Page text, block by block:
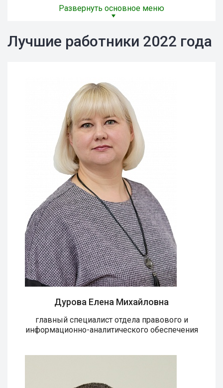
Развернуть основное меню
Лучшие работники 2022 года
Дурова Елена Михайловна
главный специалист отдела правового и
информационно-аналитического обеспечения